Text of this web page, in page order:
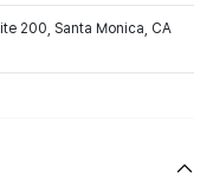
200, Santa Monica, CA